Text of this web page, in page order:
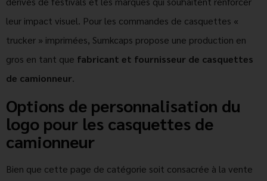
leur impact visuel. Pour les commandes de casquettes «
trucker » imprimées, Sumkcaps propose une production en
gros en tant que fabricant et fournisseur de casquettes
de camionneur.
Options de personnalisation du
logo pour les casquettes de
camionneur
Bien que cette page de catégorie soit consacrée à la vente